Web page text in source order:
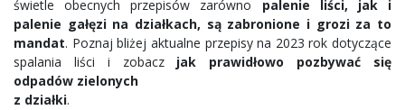
świetle obecnych przepisów zarówno palenie liści, jak i
palenie gałęzi na działkach, są zabronione i grozi za to
mandat. Poznaj bliżej aktualne przepisy na 2023 rok dotyczące
spalania liści i zobacz jak prawidłowo pozbywać się
odpadów zielonych
z działki.